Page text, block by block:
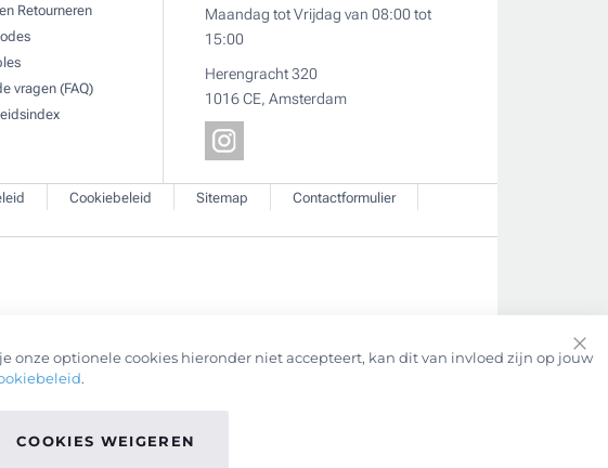
Retourneren
vragen (FAQ)
Maandag tot Vrijdag van 08:00 tot
15:00
Herengracht 320
1016 CE, Amsterdam
Cookiebeleid Sitemap
Contactformulier
onze optionele cookies hieronder niet accepteert, kan dit van invloed zijn op jouw
.
COOKIES WEIGEREN